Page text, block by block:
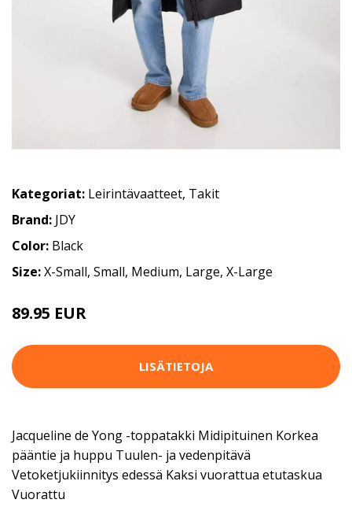
Kategoriat: Leirintävaatteet, Takit
Brand: JDY
Color: Black
Size:X-Small, Small, Medium, Large, X-Large
89.95 EUR
LISÄTIETOJA
Jacqueline de Yong -toppatakki Midipituinen Korkea
pääntie ja huppu Tuulen- ja vedenpitävä
Vetoketjukiinnitys edessä Kaksi vuorattua etutaskua
Vuorattu